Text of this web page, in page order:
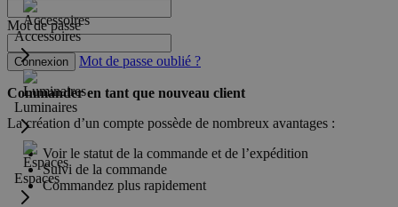
Accessoires
Luminaires
Espaces
Mot de passe
Connexion Mot de passe oublié ?
Commander en tant que nouveau client
La création d’un compte possède de nombreux avantages :
Voir le statut de la commande et de l’expédition
Suivi de la commande
Commandez plus rapidement